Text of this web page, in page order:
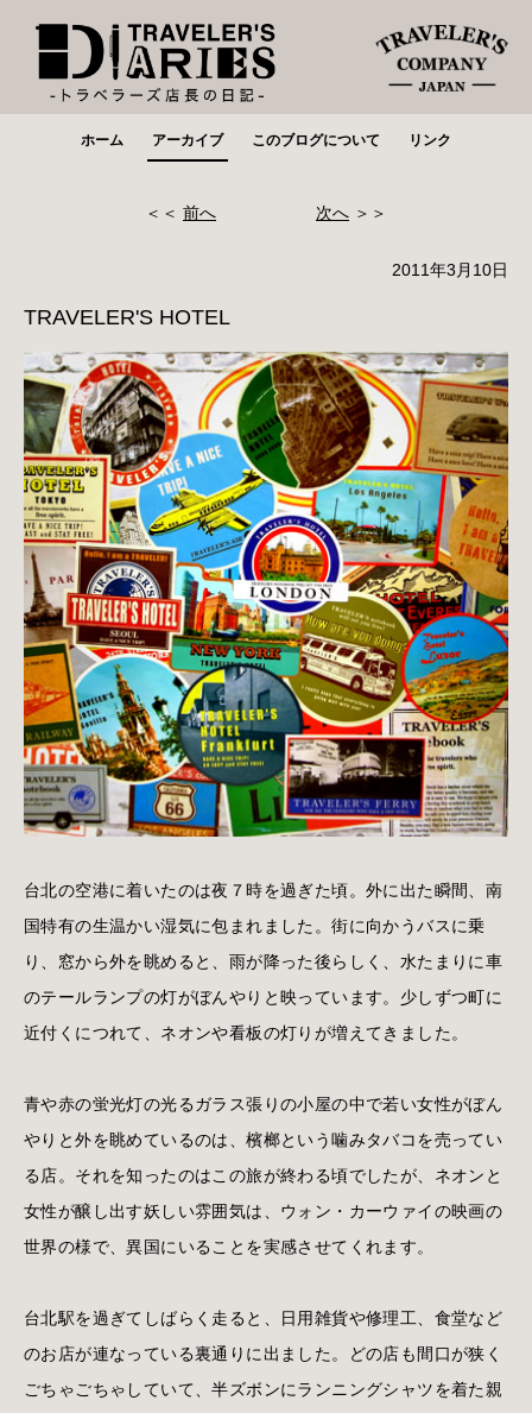
ホーム アーカイブ このブログについて リンク
＜＜ 前へ 次へ ＞＞
2011年3月10日
TRAVELER'S HOTEL
台北の空港に着いたのは夜７時を過ぎた頃。外に出た瞬間、南
国特有の生温かい湿気に包まれました。街に向かうバスに乗
り、窓から外を眺めると、雨が降った後らしく、水たまりに車
のテールランプの灯がぼんやりと映っています。少しずつ町に
近付くにつれて、ネオンや看板の灯りが増えてきました。
青や赤の蛍光灯の光るガラス張りの小屋の中で若い女性がぼん
やりと外を眺めているのは、檳榔という噛みタバコを売ってい
る店。それを知ったのはこの旅が終わる頃でしたが、ネオンと
女性が醸し出す妖しい雰囲気は、ウォン・カーウァイの映画の
世界の様で、異国にいることを実感させてくれます。
台北駅を過ぎてしばらく走ると、日用雑貨や修理工、食堂など
のお店が連なっている裏通りに出ました。どの店も間口が狭く
ごちゃごちゃしていて、半ズボンにランニングシャツを着た親